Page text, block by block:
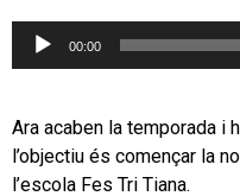
Reproductor
00:00
Ara acaben la temporada i
l’objectiu és començar la
l’escola Fes Tri Tiana.